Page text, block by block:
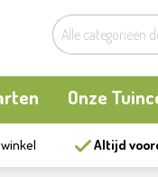
Onze
Altijd